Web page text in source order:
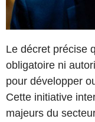
Le décret précise
obligatoire ni
pour développer
Cette initiative
majeurs du